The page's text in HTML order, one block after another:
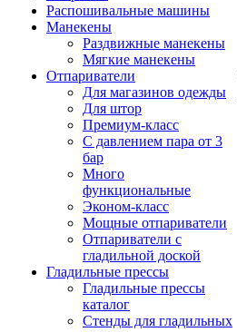
Распошивальные машины
Манекены
Раздвижные манекены
Мягкие манекены
Отпариватели
Для магазинов одежды
Для штор
Премиум-класс
С давлением пара от 3
бар
Много
функциональные
Эконом-класс
Мощные отпариватели
Отпариватели с
гладильной доской
Гладильные прессы
Гладильные прессы
каталог
Стенды для гладильных